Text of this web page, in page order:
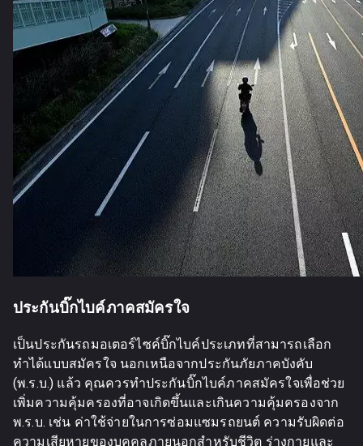
ประกันบิ๊กไบค์ภาคสมัครใจ
เป็นประกันรถมอเตอร์ไซค์บิ๊กไบค์ประเภทที่สามารถเลือก
ทำได้แบบสมัครใจ นอกเหนือจากประกันภัยภาคบังคับ
(พ.ร.บ.) แล้ว คุณควรทำประกันบิ๊กไบค์ภาคสมัครใจเพื่อช่วย
เพิ่มความคุ้มครองที่อาจเกิดขึ้นและเกินความคุ้มครองจาก
พ.ร.บ. เช่น ค่าใช้จ่ายในการซ่อมแซมรถยนต์ ความรับผิดต่อ
ความเสียหายของบุคคลภายนอกสำหรับชีวิต ร่างกายและ